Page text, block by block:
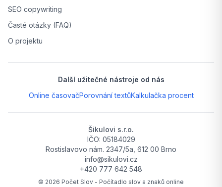
SEO copywriting
Časté otázky (FAQ)
O projektu
Další užitečné nástroje od nás
Online časovačPorovnání textůKalkulačka procent
Šikulovi s.r.o.
IČO: 05184029
Rostislavovo nám. 2347/5a, 612 00 Brno
info@sikulovi.cz
+420 777 642 548
© 2026 Počet Slov - Počítadlo slov a znaků online